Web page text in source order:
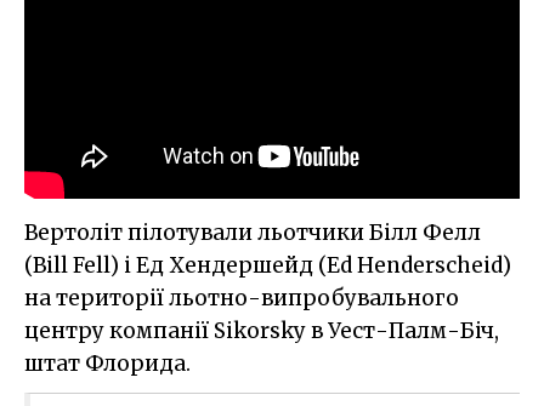
Вертоліт пілотували льотчики Білл Фелл
(Bill Fell) і Ед Хендершейд (Ed Henderscheid)
на території льотно-випробувального
центру компанії Sikorsky в Уест-Палм-Біч,
штат Флорида.